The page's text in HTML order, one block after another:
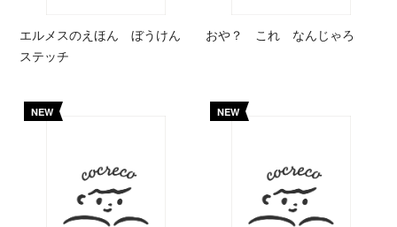
エルメスのえほん ぼうけん
ステッチ
おや？ これ なんじゃろ
NEW NEW